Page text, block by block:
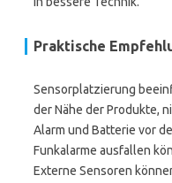
Praktische
Sensorplatzierung
der Nähe der Produkte,
Alarm und Batterie vor
Funkalarme ausfallen
Externe Sensoren